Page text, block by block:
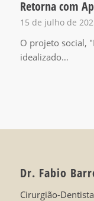
Retorna com
15 de julho de
O projeto social,
idealizado…
Dr. Fabio
Cirurgião-